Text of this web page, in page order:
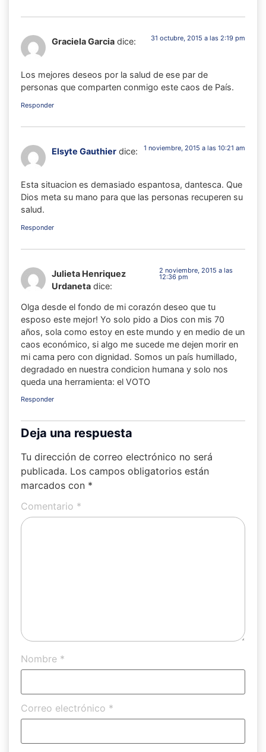
Graciela Garcia dice: 31 octubre, 2015 a las 2:19 pm
Los mejores deseos por la salud de ese par de
personas que comparten conmigo este caos de País.
Responder
Elsyte Gauthier dice: 1 noviembre, 2015 a las 10:21 am
Esta situacion es demasiado espantosa, dantesca. Que
Dios meta su mano para que las personas recuperen su
salud.
Responder
Julieta Henriquez
Urdaneta dice:
2 noviembre, 2015 a las
12:36 pm
Olga desde el fondo de mi corazón deseo que tu
esposo este mejor! Yo solo pido a Dios con mis 70
años, sola como estoy en este mundo y en medio de un
caos económico, si algo me sucede me dejen morir en
mi cama pero con dignidad. Somos un país humillado,
degradado en nuestra condicion humana y solo nos
queda una herramienta: el VOTO
Responder
Deja una respuesta
Tu dirección de correo electrónico no será
publicada. Los campos obligatorios están
marcados con *
Comentario *
Nombre *
Correo electrónico *